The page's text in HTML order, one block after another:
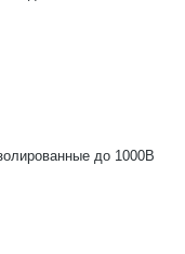
до 1000В